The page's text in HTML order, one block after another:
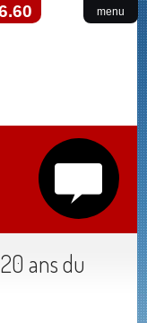
menu
ans du